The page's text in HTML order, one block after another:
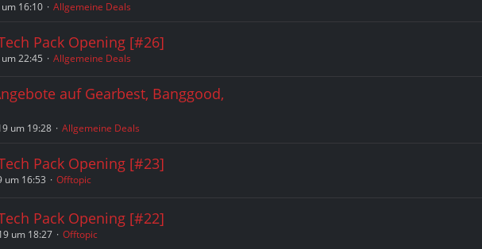
um 16:10 Allgemeine Deals
Pack Opening [#26]
22:45 Allgemeine Deals
auf Gearbest, Banggood,
um 19:28 Allgemeine Deals
Pack Opening [#23]
um 16:53 Offtopic
Pack Opening [#22]
um 18:27 Offtopic